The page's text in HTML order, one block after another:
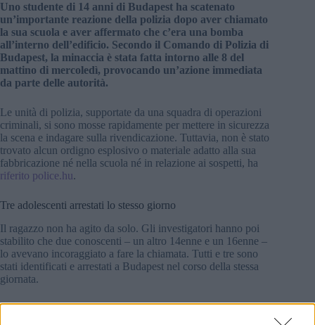
Uno studente di 14 anni di Budapest ha scatenato
un’importante reazione della polizia dopo aver chiamato
la sua scuola e aver affermato che c’era una bomba
all’interno dell’edificio. Secondo il Comando di Polizia di
Budapest, la minaccia è stata fatta intorno alle 8 del
mattino di mercoledì, provocando un’azione immediata
da parte delle autorità.
Le unità di polizia, supportate da una squadra di operazioni
criminali, si sono mosse rapidamente per mettere in sicurezza
la scena e indagare sulla rivendicazione. Tuttavia, non è stato
trovato alcun ordigno esplosivo o materiale adatto alla sua
fabbricazione né nella scuola né in relazione ai sospetti, ha
riferito police.hu.
Tre adolescenti arrestati lo stesso giorno
Il ragazzo non ha agito da solo. Gli investigatori hanno poi
stabilito che due conoscenti – un altro 14enne e un 16enne –
lo avevano incoraggiato a fare la chiamata. Tutti e tre sono
stati identificati e arrestati a Budapest nel corso della stessa
giornata.
Sono stati successivamente interrogati per il sospetto di